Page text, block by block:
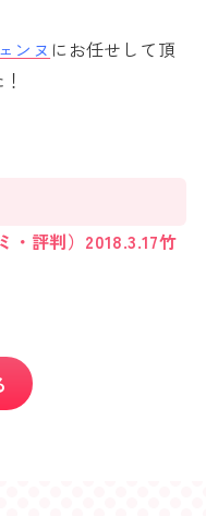
ンヌ にお任せして頂
・評判）2018.3.17竹